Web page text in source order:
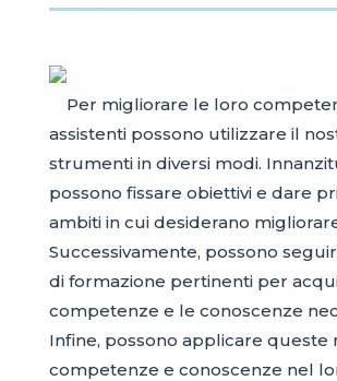
Per migliorare le loro
assistenti possono utilizzare il
strumenti in diversi modi.
possono fissare obiettivi e dare
ambiti in cui desiderano
Successivamente, possono
di formazione pertinenti per
competenze e le conoscenze
Infine, possono applicare queste
competenze e conoscenze nel